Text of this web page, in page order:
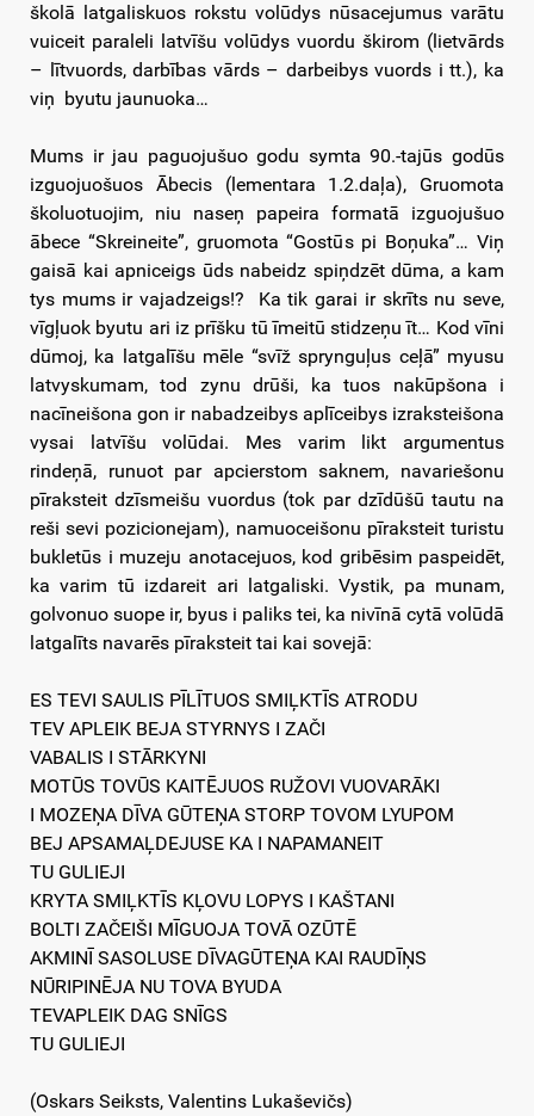
školā latgaliskuos rokstu volūdys nūsacejumus varātu
vuiceit paraleli latvīšu volūdys vuordu škirom (lietvārds
– lītvuords, darbības vārds – darbeibys vuords i tt.), ka
viņ byutu jaunuoka…
Mums ir jau paguojušuo godu symta 90.-tajūs godūs
izguojuošuos Ābecis (lementara 1.2.daļa), Gruomota
školuotuojim, niu naseņ papeira formatā izguojušuo
ābece “Skreineite”, gruomota “Gostūs pi Boņuka”… Viņ
gaisā kai apniceigs ūds nabeidz spiņdzēt dūma, a kam
tys mums ir vajadzeigs!? Ka tik garai ir skrīts nu seve,
vīgļuok byutu ari iz prīšku tū īmeitū stidzeņu īt… Kod vīni
dūmoj, ka latgalīšu mēle “svīž sprynguļus ceļā” myusu
latvyskumam, tod zynu drūši, ka tuos nakūpšona i
nacīneišona gon ir nabadzeibys aplīceibys izraksteišona
vysai latvīšu volūdai. Mes varim likt argumentus
rindeņā, runuot par apcierstom saknem, navariešonu
pīraksteit dzīsmeišu vuordus (tok par dzīdūšū tautu na
reši sevi pozicionejam), namuoceišonu pīraksteit turistu
bukletūs i muzeju anotacejuos, kod gribēsim paspeidēt,
ka varim tū izdareit ari latgaliski. Vystik, pa munam,
golvonuo suope ir, byus i paliks tei, ka nivīnā cytā volūdā
latgalīts navarēs pīraksteit tai kai sovejā:
ES TEVI SAULIS PĪLĪTUOS SMIĻKTĪS ATRODU
TEV APLEIK BEJA STYRNYS I ZAČI
VABALIS I STĀRKYNI
MOTŪS TOVŪS KAITĒJUOS RUŽOVI VUOVARĀKI
I MOZEŅA DĪVA GŪTEŅA STORP TOVOM LYUPOM
BEJ APSAMAĻDEJUSE KA I NAPAMANEIT
TU GULIEJI
KRYTA SMIĻKTĪS KĻOVU LOPYS I KAŠTANI
BOLTI ZAČEIŠI MĪGUOJA TOVĀ OZŪTĒ
AKMINĪ SASOLUSE DĪVAGŪTEŅA KAI RAUDĪŅS
NŪRIPINĒJA NU TOVA BYUDA
TEVAPLEIK DAG SNĪGS
TU GULIEJI
(Oskars Seiksts, Valentins Lukaševičs)